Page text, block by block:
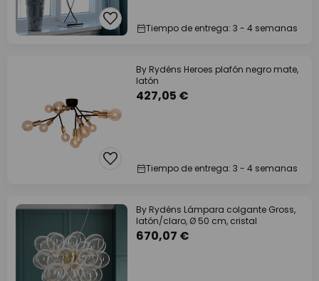
Tiempo de entrega: 3 - 4 semanas
By Rydéns Heroes plafón negro mate,
latón
427,05 €
Tiempo de entrega: 3 - 4 semanas
By Rydéns Lámpara colgante Gross,
latón/claro, Ø 50 cm, cristal
670,07 €